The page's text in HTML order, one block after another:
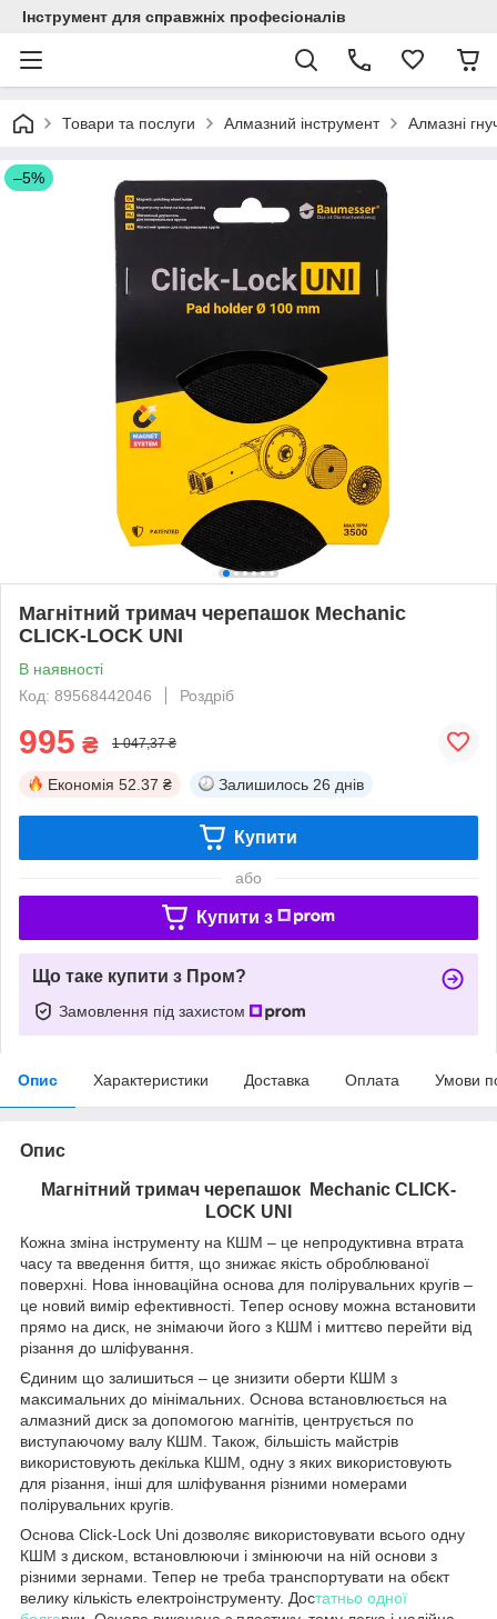
Інструмент для справжніх професіоналів
Товари та послуги Алмазний інструмент Алмазні
–5%
Магнітний тримач черепашок Mechanic
CLICK-LOCK UNI
В наявності
Код: 89568442046
Роздріб
995 ₴ 1 047,37 ₴
Економія 52.37 ₴ Залишилось 26 днів
Купити
або
Купити з
Що таке купити з Пром?
Замовлення під захистом
Опис Характеристики Доставка Оплата Умови
Опис
Магнітний тримач черепашок Mechanic CLICK-
LOCK UNI
Кожна зміна інструменту на КШМ – це непродуктивна втрата
часу та введення биття, що знижає якість оброблюваної
поверхні. Нова інноваційна основа для полірувальних кругів –
це новий вимір ефективності. Тепер основу можна встановити
прямо на диск, не знімаючи його з КШМ і миттєво перейти від
різання до шліфування.
Єдиним що залишиться – це знизити оберти КШМ з
максимальних до мінімальних. Основа встановлюється на
алмазний диск за допомогою магнітів, центрується по
виступаючому валу КШМ. Також, більшість майстрів
використовують декілька КШМ, одну з яких використовують
для різання, інші для шліфування різними номерами
полірувальних кругів.
Основа Click-Lock Uni дозволяє використовувати всього одну
КШМ з диском, встановлюючи і змінюючи на ній основи з
різними зернами. Тепер не треба транспортувати на обєкт
велику кількість електроінструменту. Достатньо одної